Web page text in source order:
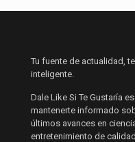
Tu fuente de actualidad,
inteligente.
Dale Like Si Te Gustaría
mantenerte informado
últimos avances en
entretenimiento de